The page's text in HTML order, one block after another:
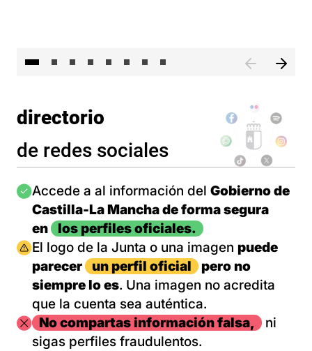
directorio
de redes sociales
Imagen
Accede a al información del Gobierno de
Castilla-La Mancha de forma segura
en
los perfiles oficiales.
Imagen
El logo de la Junta o una imagen puede
parecer
un perfil oficial
pero no
siempre lo es. Una imagen no acredita
que la cuenta sea auténtica.
ImagenNo compartas información falsa,
ni
sigas perfiles fraudulentos.